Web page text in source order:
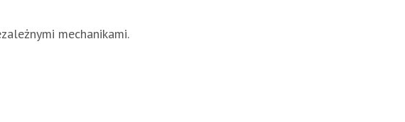
mechanikami.